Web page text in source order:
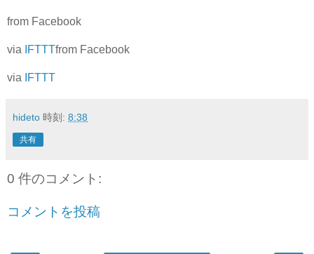
from Facebook
via IFTTTfrom Facebook
via IFTTT
hideto 時刻: 8:38
共有
0 件のコメント:
コメントを投稿